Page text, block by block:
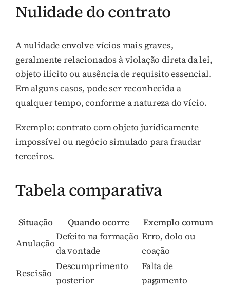
Nulidade do contrato
A nulidade envolve vícios mais graves,
geralmente relacionados à violação direta da lei,
objeto ilícito ou ausência de requisito essencial.
Em alguns casos, pode ser reconhecida a
qualquer tempo, conforme a natureza do vício.
Exemplo: contrato com objeto juridicamente
impossível ou negócio simulado para fraudar
terceiros.
Tabela comparativa
Situação Quando ocorre
Exemplo comum
Anulação
Defeito na formação
da vontade
Erro, dolo ou
coação
Rescisão
Descumprimento
posterior
Falta de
pagamento